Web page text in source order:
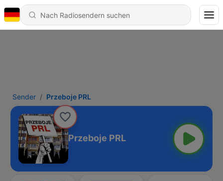
Sender Przeboje PRL
Przeboje PRL